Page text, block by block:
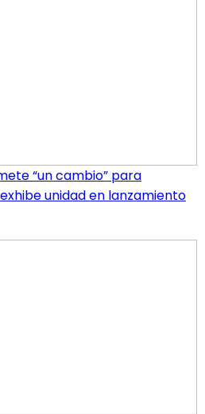
“un cambio” para
unidad en lanzamiento